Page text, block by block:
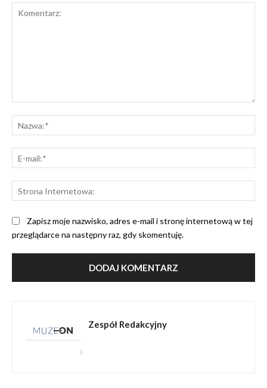
Zapisz moje nazwisko, adres e-mail i stronę internetową w tej
przeglądarce na następny raz, gdy skomentuję.
Zespół Redakcyjny